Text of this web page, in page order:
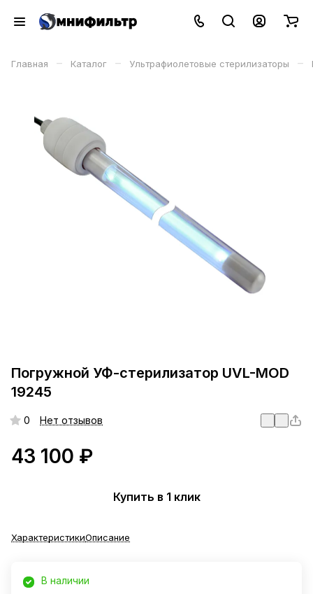
Главная – Каталог – Ультрафиолетовые стерилизаторы –
Погружной УФ-стерилизатор UVL-MOD
19245
0 Нет отзывов
43 100 ₽
Купить в 1 клик
ХарактеристикиОписание
В наличии